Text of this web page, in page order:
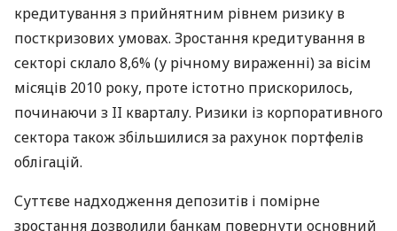
кредитування з прийнятним рівнем ризику в
посткризових умовах. Зростання кредитування в
секторі склало 8,6% (у річному вираженні) за вісім
місяців 2010 року, проте істотно прискорилось,
починаючи з II кварталу. Ризики із корпоративного
сектора також збільшилися за рахунок портфелів
облігацій.
Суттєве надходження депозитів і помірне
зростання дозволили банкам повернути основний